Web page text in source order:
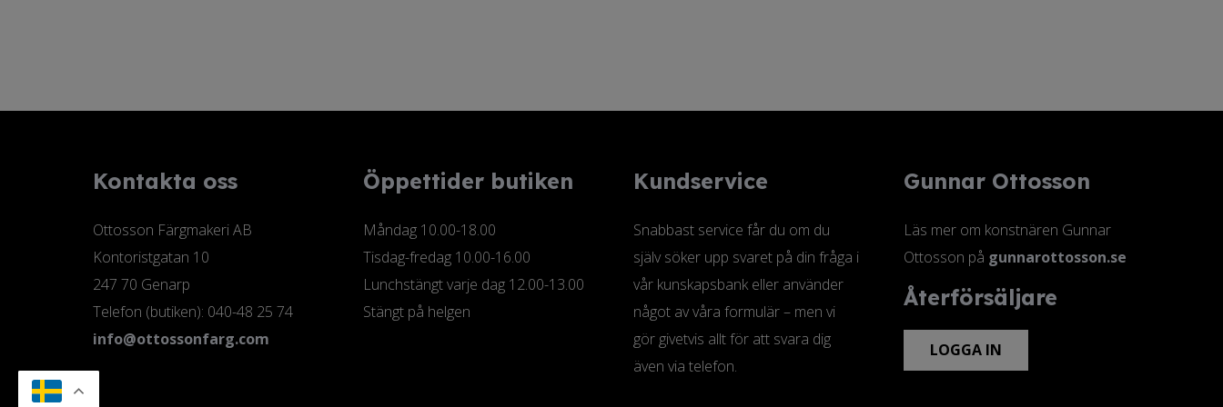
Kontakta oss
Ottosson Färgmakeri AB
Kontoristgatan 10
247 70 Genarp
Telefon (butiken): 040-48 25 74
info@ottossonfarg.com
Öppettider butiken
Måndag 10.00-18.00
Tisdag-fredag 10.00-16.00
Lunchstängt varje dag 12.00-13.00
Stängt på helgen
Kundservice
Snabbast service får du om du
själv söker upp svaret på din fråga i
vår kunskapsbank eller använder
något av våra formulär – men vi
gör givetvis allt för att svara dig
även via telefon.
Gunnar Ottosson
Läs mer om konstnären Gunnar
Ottosson på gunnarottosson.se
Återförsäljare
LOGGA IN